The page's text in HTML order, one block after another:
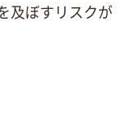
及ぼすリスクが